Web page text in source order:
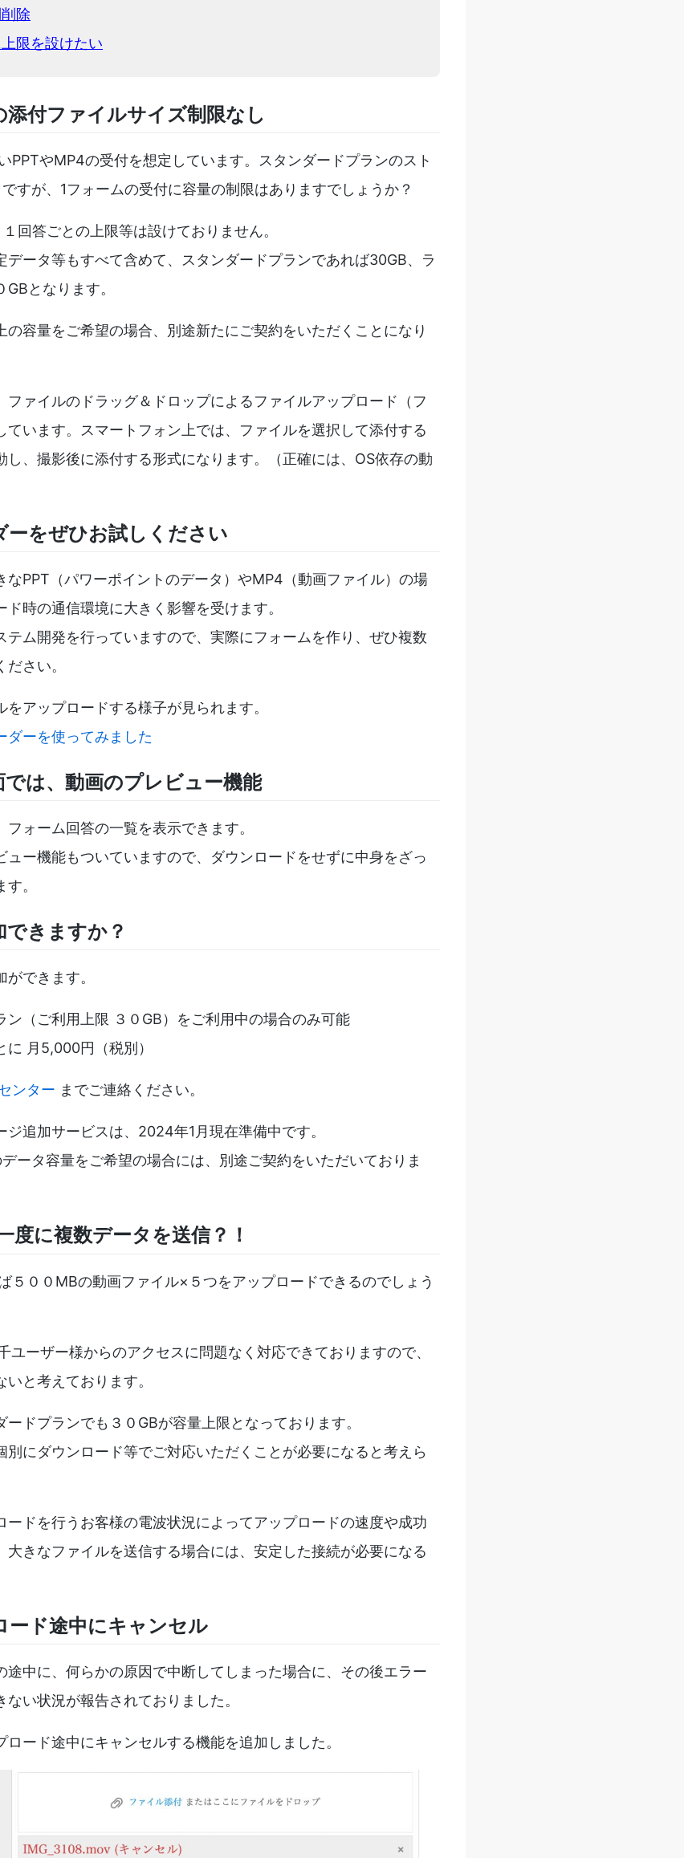
除
限を設けたい
添付ファイルサイズ制限なし
PPTやMP4の受付を想定しています。スタンダードプランのスト
すが、1フォームの受付に容量の制限はありますでしょうか？
回答ごとの上限等は設けておりません。
データ等もすべて含めて、スタンダードプランであれば30GB、ラ
となります。
の容量をご希望の場合、別途新たにご契約をいただくことになり
ファイルのドラッグ＆ドロップによるファイルアップロード（フ
ています。スマートフォン上では、ファイルを選択して添付する
し、撮影後に添付する形式になります。（正確には、OS依存の動
ーをぜひお試しください
なPPT（パワーポイントのデータ）やMP4（動画ファイル）の場
時の通信環境に大きく影響を受けます。
テム開発を行っていますので、実際にフォームを作り、ぜひ複数
さい。
アップロードする様子が見られます。
ダーを使ってみました
は、動画のプレビュー機能
ォーム回答の一覧を表示できます。
ュー機能もついていますので、ダウンロードをせずに中身をざっ
。
きますか？
できます。
ン（ご利用上限 ３０GB）をご利用中の場合のみ可能
に 月5,000円（税別）
ンター までご連絡ください。
ジ追加サービスは、2024年1月現在準備中です。
ータ容量をご希望の場合には、別途ご契約をいただいておりま
度に複数データを送信？！
５００MBの動画ファイル×５つをアップロードできるのでしょう
ユーザー様からのアクセスに問題なく対応できておりますので、
と考えております。
ドプランでも３０GBが容量上限となっております。
別にダウンロード等でご対応いただくことが必要になると考えら
ードを行うお客様の電波状況によってアップロードの速度や成功
大きなファイルを送信する場合には、安定した接続が必要になる
ード途中にキャンセル
途中に、何らかの原因で中断してしまった場合に、その後エラー
い状況が報告されておりました。
ード途中にキャンセルする機能を追加しました。